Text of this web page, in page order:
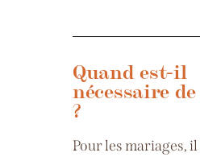
Quand est-il
nécessaire
?
Pour les mariages,